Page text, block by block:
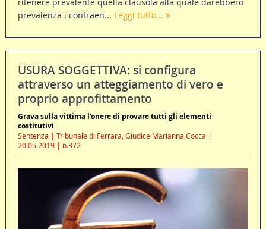
prevalenza i contraen... Leggi tutto...
USURA SOGGETTIVA: si configura
attraverso un atteggiamento di vero e
proprio approfittamento
Grava sulla vittima l’onere di provare tutti gli elementi
costitutivi
Sentenza | Tribunale di Ferrara, Giudice Marianna Cocca |
20.05.2019 | n.372